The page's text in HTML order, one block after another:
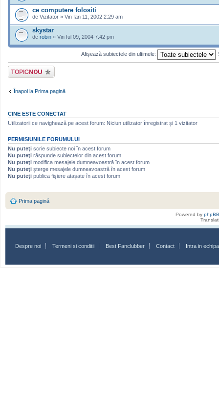
ce computere folositi
de Vizitator » Vin Ian 11, 2002 2:29 am
skystar
de robin » Vin Iul 09, 2004 7:42 pm
Afişează subiectele din ultimele:
Scrie un subiect
nou
Înapoi la Prima pagină
CINE ESTE CONECTAT
Utilizatorii ce navighează pe acest forum: Niciun utilizator înregistrat şi 1 vizitator
PERMISIUNILE FORUMULUI
Nu puteţi scrie subiecte noi în acest forum
Nu puteţi răspunde subiectelor din acest forum
Nu puteţi modifica mesajele dumneavoastră în acest forum
Nu puteţi şterge mesajele dumneavoastră în acest forum
Nu puteţi publica fişiere ataşate în acest forum
Prima pagină
Powered by phpBB
Despre noi Termeni si conditii Best Fanclubber Contact Intra in